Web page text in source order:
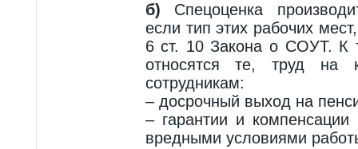
б) Спецоценка
если тип этих рабочих
6 ст. 10 Закона о СОУТ. К
относятся те, труд на
сотрудникам:
– досрочный выход на
– гарантии и
вредными условиями